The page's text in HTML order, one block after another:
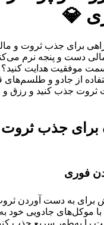
💎
راهی برای جذب ثروت و
دست و پنجه نرم
موفقیت هدایت کنید؟
از جادو و طلسم‌های
جذب کنید و رزق و
برای جذب
فوری
برای به دست آوردن
موکل‌های جادویی خود